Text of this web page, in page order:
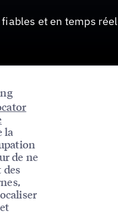
fiables et en temps réel
la
de ne
des